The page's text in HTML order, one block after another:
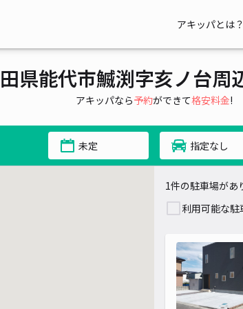
アキッパとは？
県能代市鰄渕字亥ノ台周
アキッパなら予約ができて格安料金!
未定 指定なし
1件の駐車場があ
利用可能な